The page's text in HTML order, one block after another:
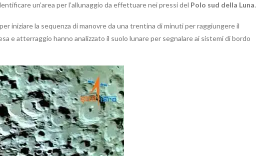
un’area per l’allunaggio da effettuare nei pressi del Polo sud della Luna.
iniziare la sequenza di manovre da una trentina di minuti per raggiungere il
e atterraggio hanno analizzato il suolo lunare per segnalare ai sistemi di bordo